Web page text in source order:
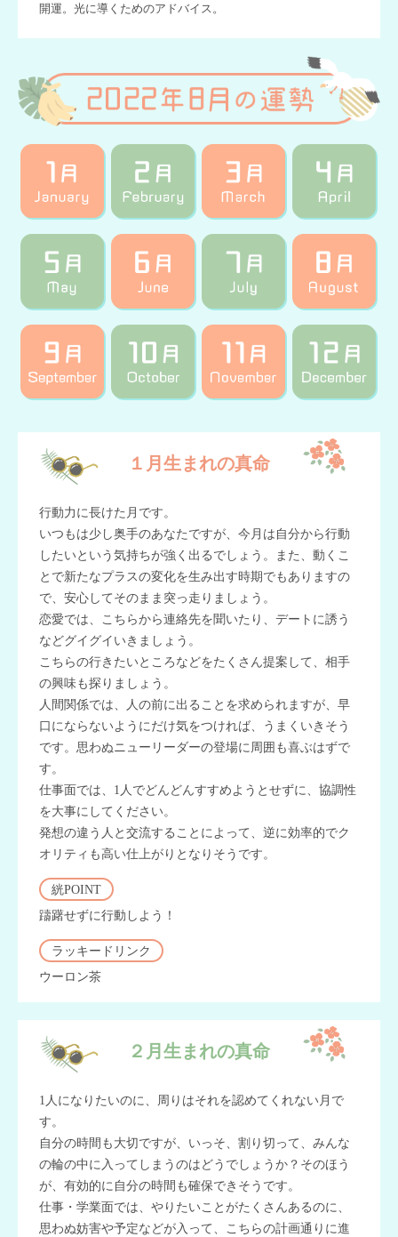
開運。光に導くためのアドバイス。
１月生まれの真命
行動力に長けた月です。
いつもは少し奥手のあなたですが、今月は自分から行動
したいという気持ちが強く出るでしょう。また、動くこ
とで新たなプラスの変化を生み出す時期でもありますの
で、安心してそのまま突っ走りましょう。
恋愛では、こちらから連絡先を聞いたり、デートに誘う
などグイグイいきましょう。
こちらの行きたいところなどをたくさん提案して、相手
の興味も探りましょう。
人間関係では、人の前に出ることを求められますが、早
口にならないようにだけ気をつければ、うまくいきそう
です。思わぬニューリーダーの登場に周囲も喜ぶはずで
す。
仕事面では、1人でどんどんすすめようとせずに、協調性
を大事にしてください。
発想の違う人と交流することによって、逆に効率的でク
オリティも高い仕上がりとなりそうです。
絖POINT
躊躇せずに行動しよう！
ラッキードリンク
ウーロン茶
２月生まれの真命
1人になりたいのに、周りはそれを認めてくれない月で
す。
自分の時間も大切ですが、いっそ、割り切って、みんな
の輪の中に入ってしまうのはどうでしょうか？そのほう
が、有効的に自分の時間も確保できそうです。
仕事・学業面では、やりたいことがたくさんあるのに、
思わぬ妨害や予定などが入って、こちらの計画通りに進